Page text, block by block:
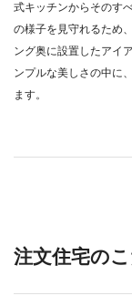
式キッチンからそのす
の様子を見守れるため
ング奥に設置したアイ
ンプルな美しさの中に
ます。
注文住宅の